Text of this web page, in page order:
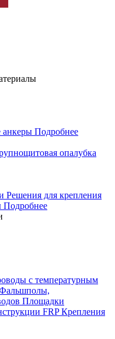
анкеры Подробнее
опалубка
Решения для крепления
Подробнее
с температурным
Площадки
FRPКрепления